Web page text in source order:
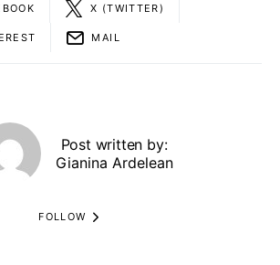
X (TWITTER)
MAIL
Post written by:
Gianina Ardelean
FOLLOW